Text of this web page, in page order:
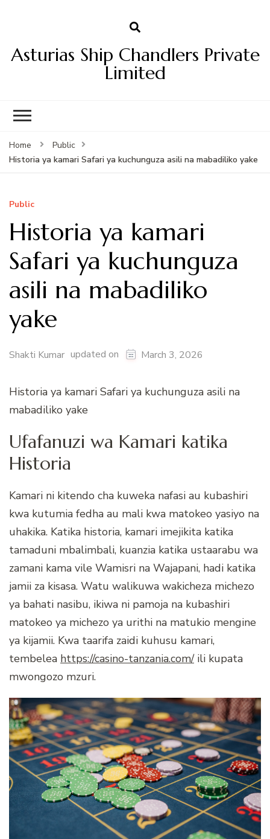
Asturias Ship Chandlers Private
Limited
Home
Public
Historia ya kamari Safari ya kuchunguza asili na mabadiliko yake
Public
Historia ya kamari
Safari ya kuchunguza
asili na mabadiliko
yake
Shakti Kumar updated on March 3, 2026
Historia ya kamari Safari ya kuchunguza asili na
mabadiliko yake
Ufafanuzi wa Kamari katika
Historia
Kamari ni kitendo cha kuweka nafasi au kubashiri
kwa kutumia fedha au mali kwa matokeo yasiyo na
uhakika. Katika historia, kamari imejikita katika
tamaduni mbalimbali, kuanzia katika ustaarabu wa
zamani kama vile Wamisri na Wajapani, hadi katika
jamii za kisasa. Watu walikuwa wakicheza michezo
ya bahati nasibu, ikiwa ni pamoja na kubashiri
matokeo ya michezo ya urithi na matukio mengine
ya kijamii. Kwa taarifa zaidi kuhusu kamari,
tembelea https://casino-tanzania.com/ili kupata
mwongozo mzuri.